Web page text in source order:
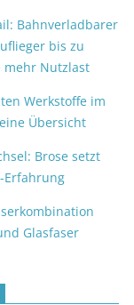
Bahnverladbarer
bis zu
mehr Nutzlast
Werkstoffe im
Übersicht
Brose setzt
Erfahrung
Glasfaser